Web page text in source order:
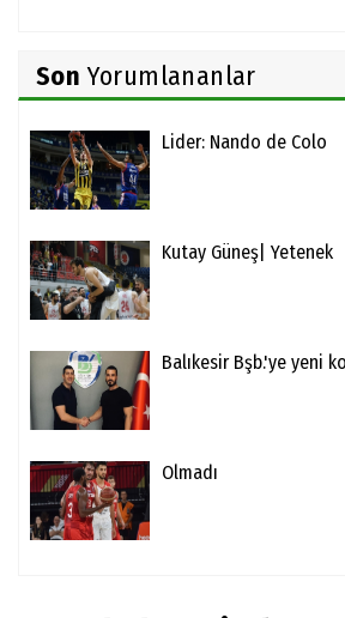
Son Yorumlananlar
Lider: Nando de Colo
Kutay Güneş| Yetenek
Balıkesir Bşb.'ye yeni
Olmadı